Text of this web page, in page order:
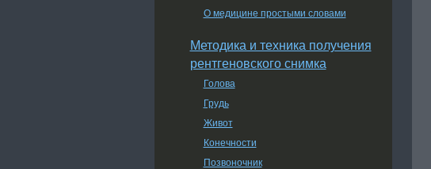
О медицине простыми словами
Методика и техника получения
рентгеновского снимка
Голова
Грудь
Живот
Конечности
Позвоночник